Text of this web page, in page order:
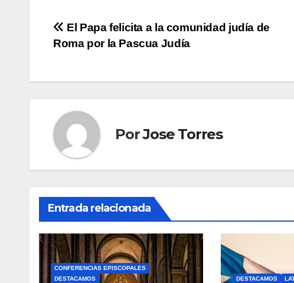
Navegación
entradas
El Papa felicita a la comunidad judía de
Roma por la Pascua Judía
PorJose Torres
Entrada relacionada
CONFERENCIAS EPISCOPALES
DESTACAMOS
DESTACAMOS